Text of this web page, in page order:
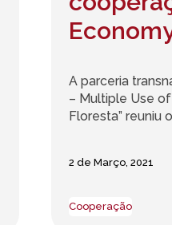
Floresta”
A parceria
– Multiple Use
Floresta” reuniu
2 de Março, 2021
Cooperação